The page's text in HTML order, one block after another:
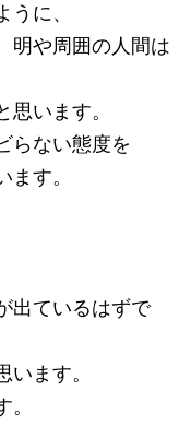
に、
明や周囲の人間は
います。
らない態度を
す。
出ているはずで
ます。